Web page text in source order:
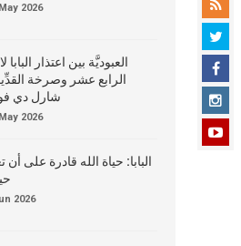
2026
العبوديَّة بين اعتذار البابا
الرابع عشر وصرخة
شارل دي
2026
البابا: حياة الله قادرة على أن
2026